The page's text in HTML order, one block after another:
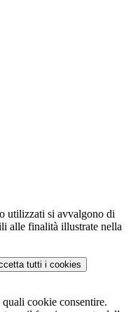
utilizzati si avvalgono di
alle finalità illustrate nella
tutti i cookies
quali cookie consentire.